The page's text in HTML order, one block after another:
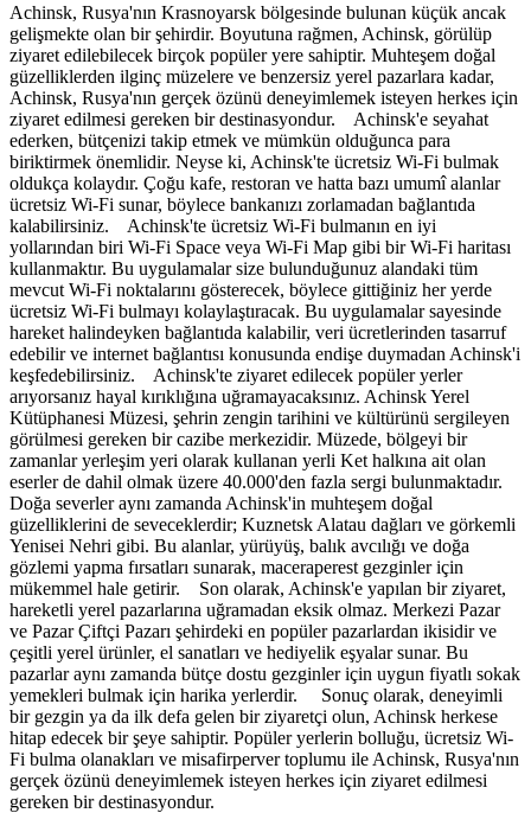
Achinsk, Rusya'nın Krasnoyarsk bölgesinde bulunan küçük ancak
gelişmekte olan bir şehirdir. Boyutuna rağmen, Achinsk, görülüp
ziyaret edilebilecek birçok popüler yere sahiptir. Muhteşem doğal
güzelliklerden ilginç müzelere ve benzersiz yerel pazarlara kadar,
Achinsk, Rusya'nın gerçek özünü deneyimlemek isteyen herkes için
ziyaret edilmesi gereken bir destinasyondur. Achinsk'e seyahat
ederken, bütçenizi takip etmek ve mümkün olduğunca para
biriktirmek önemlidir. Neyse ki, Achinsk'te ücretsiz Wi-Fi bulmak
oldukça kolaydır. Çoğu kafe, restoran ve hatta bazı umumî alanlar
ücretsiz Wi-Fi sunar, böylece bankanızı zorlamadan bağlantıda
kalabilirsiniz. Achinsk'te ücretsiz Wi-Fi bulmanın en iyi
yollarından biri Wi-Fi Space veya Wi-Fi Map gibi bir Wi-Fi haritası
kullanmaktır. Bu uygulamalar size bulunduğunuz alandaki tüm
mevcut Wi-Fi noktalarını gösterecek, böylece gittiğiniz her yerde
ücretsiz Wi-Fi bulmayı kolaylaştıracak. Bu uygulamalar sayesinde
hareket halindeyken bağlantıda kalabilir, veri ücretlerinden tasarruf
edebilir ve internet bağlantısı konusunda endişe duymadan Achinsk'i
keşfedebilirsiniz. Achinsk'te ziyaret edilecek popüler yerler
arıyorsanız hayal kırıklığına uğramayacaksınız. Achinsk Yerel
Kütüphanesi Müzesi, şehrin zengin tarihini ve kültürünü sergileyen
görülmesi gereken bir cazibe merkezidir. Müzede, bölgeyi bir
zamanlar yerleşim yeri olarak kullanan yerli Ket halkına ait olan
eserler de dahil olmak üzere 40.000'den fazla sergi bulunmaktadır.
Doğa severler aynı zamanda Achinsk'in muhteşem doğal
güzelliklerini de seveceklerdir; Kuznetsk Alatau dağları ve görkemli
Yenisei Nehri gibi. Bu alanlar, yürüyüş, balık avcılığı ve doğa
gözlemi yapma fırsatları sunarak, maceraperest gezginler için
mükemmel hale getirir. Son olarak, Achinsk'e yapılan bir ziyaret,
hareketli yerel pazarlarına uğramadan eksik olmaz. Merkezi Pazar
ve Pazar Çiftçi Pazarı şehirdeki en popüler pazarlardan ikisidir ve
çeşitli yerel ürünler, el sanatları ve hediyelik eşyalar sunar. Bu
pazarlar aynı zamanda bütçe dostu gezginler için uygun fiyatlı sokak
yemekleri bulmak için harika yerlerdir. Sonuç olarak, deneyimli
bir gezgin ya da ilk defa gelen bir ziyaretçi olun, Achinsk herkese
hitap edecek bir şeye sahiptir. Popüler yerlerin bolluğu, ücretsiz Wi-
Fi bulma olanakları ve misafirperver toplumu ile Achinsk, Rusya'nın
gerçek özünü deneyimlemek isteyen herkes için ziyaret edilmesi
gereken bir destinasyondur.